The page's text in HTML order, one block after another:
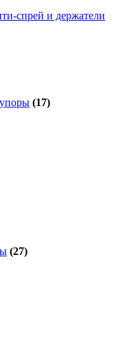
спрей и держатели
(17)
(27)